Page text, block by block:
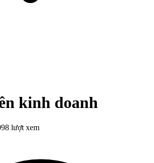
kinh doanh
lượt xem